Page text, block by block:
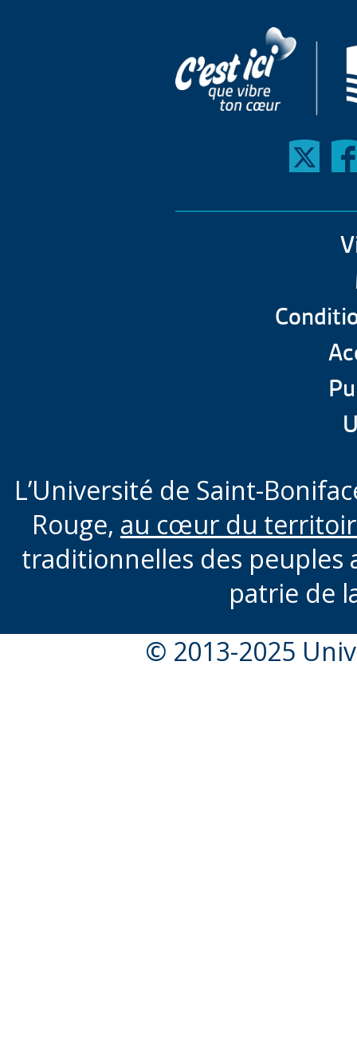
L’Université de Saint-
Rouge, au cœur du
traditionnelles des peuples
patrie de
© 2013-2025